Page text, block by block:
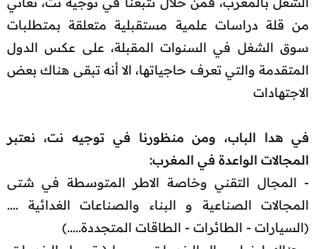
من قلة دراسات علمية مستقبلية متعلقة بمتطلبات
سوق الشغل في السنوات المقبلة، على عكس الدول
المتقدمة والتي تعرف حاجياتها، الا أنه تبقى هناك بعض
الاجتهادات
في هدا الباب، ومن منظورنا في توجيه نت، نعتبر
المجالات الواعدة في المغرب:
- المجال التقني وخاصة الاطر المتوسطة في شتى
المجالات الصناعية و البناء والصناعات الغدائية ....
(السيارات - الطائرات - الطاقات المتجددة.....)